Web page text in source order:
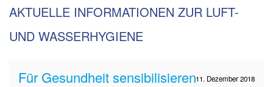
AKTUELLE INFORMATIONEN ZUR LUFT-
UND WASSERHYGIENE
Für Gesundheit sensibilisieren11. Dezember 2018